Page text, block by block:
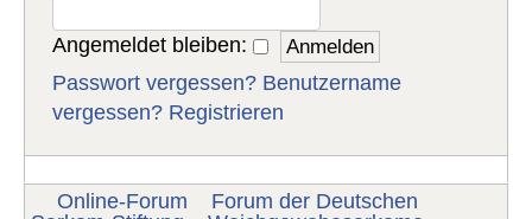
Angemeldet bleiben:
Passwort vergessen? Benutzername
vergessen? Registrieren
Online-Forum
Forum der Deutschen